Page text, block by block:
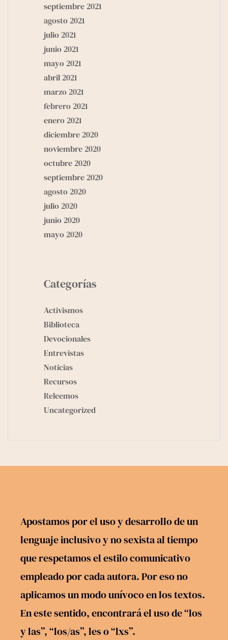
septiembre 2021
agosto 2021
julio 2021
junio 2021
mayo 2021
abril 2021
marzo 2021
febrero 2021
enero 2021
diciembre 2020
noviembre 2020
octubre 2020
septiembre 2020
agosto 2020
julio 2020
junio 2020
mayo 2020
Categorías
Activismos
Biblioteca
Devocionales
Entrevistas
Noticias
Recursos
Releemos
Uncategorized
Apostamos por el uso y desarrollo de un
lenguaje inclusivo y no sexista al tiempo
que respetamos el estilo comunicativo
empleado por cada autora. Por eso no
aplicamos un modo unívoco en los textos.
En este sentido, encontrará el uso de “los
y las”, “los/as”, les o “lxs”.